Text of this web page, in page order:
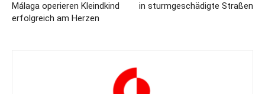
Málaga operieren Kleindkind
erfolgreich am Herzen
in sturmgeschädigte Straßen